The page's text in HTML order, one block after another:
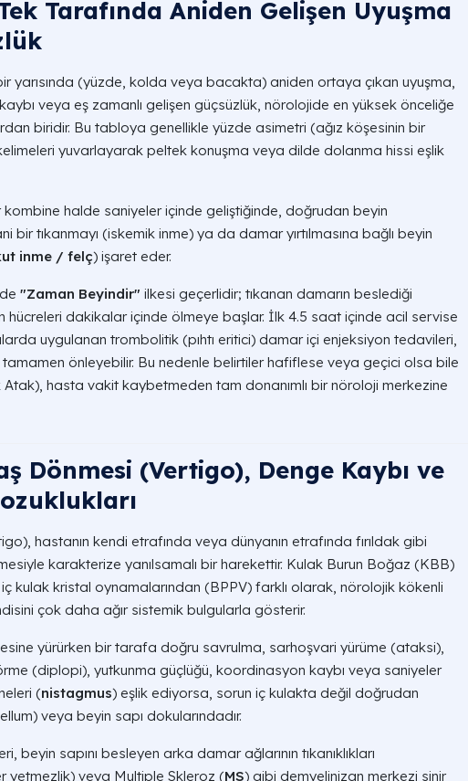
Tarafında Aniden Gelişen Uyuşma
yarısında (yüzde, kolda veya bacakta) aniden ortaya çıkan uyuşma,
veya eş zamanlı gelişen güçsüzlük, nörolojide en yüksek önceliğe
biridir. Bu tabloya genellikle yüzde asimetri (ağız köşesinin bir
yuvarlayarak peltek konuşma veya dilde dolanma hissi eşlik
halde saniyeler içinde geliştiğinde, doğrudan beyin
bir tıkanmayı (iskemik inme) ya da damar yırtılmasına bağlı beyin
inme / felç) işaret eder.
"Zaman Beyindir" ilkesi geçerlidir; tıkanan damarın beslediği
hücreleri dakikalar içinde ölmeye başlar. İlk 4.5 saat içinde acil servise
uygulanan trombolitik (pıhtı eritici) damar içi enjeksiyon tedavileri,
tamamen önleyebilir. Bu nedenle belirtiler hafiflese veya geçici olsa bile
hasta vakit kaybetmeden tam donanımlı bir nöroloji merkezine
Dönmesi (Vertigo), Denge Kaybı ve
hastanın kendi etrafında veya dünyanın etrafında fırıldak gibi
karakterize yanılsamalı bir harekettir. Kulak Burun Boğaz (KBB)
kulak kristal oynamalarından (BPPV) farklı olarak, nörolojik kökenli
çok daha ağır sistemik bulgularla gösterir.
yürürken bir tarafa doğru savrulma, sarhoşvari yürüme (ataksi),
(diplopi), yutkunma güçlüğü, koordinasyon kaybı veya saniyeler
(nistagmus) eşlik ediyorsa, sorun iç kulakta değil doğrudan
veya beyin sapı dokularındadır.
beyin sapını besleyen arka damar ağlarının tıkanıklıkları
yetmezlik) veya Multiple Skleroz (MS) gibi demyelinizan merkezi sinir